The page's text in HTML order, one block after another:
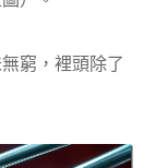
窮，裡頭除了